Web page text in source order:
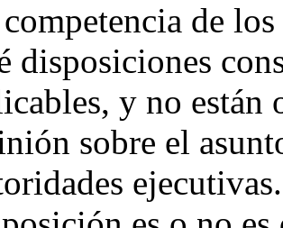
de
disposiciones
y no
sobre el